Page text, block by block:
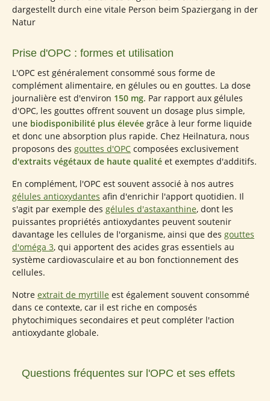
Prise d'OPC : formes et utilisation
L'OPC est généralement consommé sous forme de
complément alimentaire, en gélules ou en gouttes. La dose
journalière est d'environ 150 mg. Par rapport aux gélules
d'OPC, les gouttes offrent souvent un dosage plus simple,
une biodisponibilité plus élevée grâce à leur forme liquide
et donc une absorption plus rapide. Chez Heilnatura, nous
proposons des gouttes d'OPC composées exclusivement
d'extraits végétaux de haute qualité et exemptes d'additifs.
En complément, l'OPC est souvent associé à nos autres
gélules antioxydantes afin d'enrichir l'apport quotidien. Il
s'agit par exemple des gélules d'astaxanthine, dont les
puissantes propriétés antioxydantes peuvent soutenir
davantage les cellules de l'organisme, ainsi que des gouttes
d'oméga 3, qui apportent des acides gras essentiels au
système cardiovasculaire et au bon fonctionnement des
cellules.
Notre extrait de myrtille est également souvent consommé
dans ce contexte, car il est riche en composés
phytochimiques secondaires et peut compléter l'action
antioxydante globale.
Questions fréquentes sur l'OPC et ses effets